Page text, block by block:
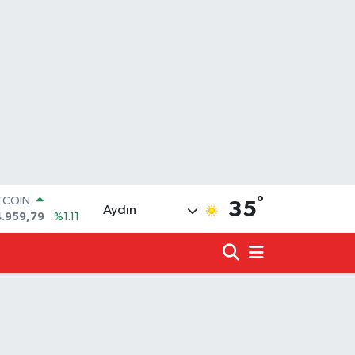
%0.18
Aydın 35°